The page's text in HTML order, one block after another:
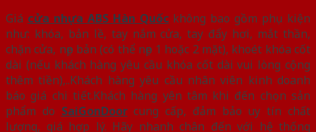
Giá cửa nhựa ABS Hàn Quốc không bao gồm phụ kiện
như: khóa, bản lề, tay nắm cửa, tay đẩy hơi, mắt thần,
chặn cửa, nẹp bản (có thể nẹp 1 hoặc 2 mặt), khoét khóa cốt
dài (nếu khách hàng yêu cầu khóa cốt dài vui lòng cộng
thêm tiền),..Khách hàng yêu cầu nhân viên kinh doanh
báo giá chi tiết.Khách hàng yên tâm khi đến chọn sản
phẩm do SaiGonDoorcung cấp, đảm bảo uy tín chất
lượng, giá hợp lý. Hãy nhanh chân đến với hệ thống